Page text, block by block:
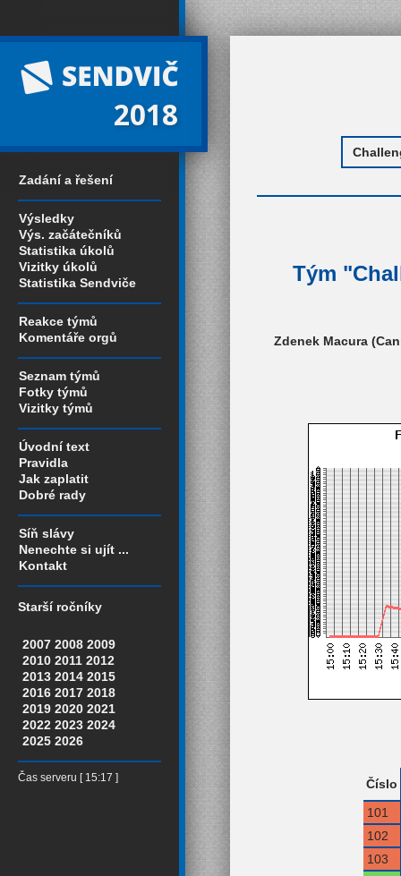
2018
Zadání a řešení
Výsledky
Výs. začátečníků
Statistika úkolů
Vizitky úkolů
Statistika Sendviče
Reakce týmů
Komentáře orgů
Seznam týmů
Fotky týmů
Vizitky týmů
Úvodní text
Pravidla
Jak zaplatit
Dobré rady
Síň slávy
Nenechte si ujít ...
Kontakt
Starší ročníky
2007 2008 2009
2010 2011 2012
2013 2014 2015
2016 2017 2018
2019 2020 2021
2022 2023 2024
2025 2026
Čas serveru [ 15:17 ]
Tým
Zdenek Macura
Číslo
101
102
103